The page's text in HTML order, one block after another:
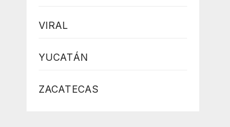
VIRAL
YUCATÁN
ZACATECAS